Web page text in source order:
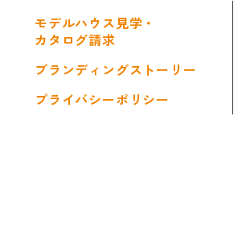
モデルハウス見学・
カタログ請求
ブランディングストーリー
プライバシーポリシー